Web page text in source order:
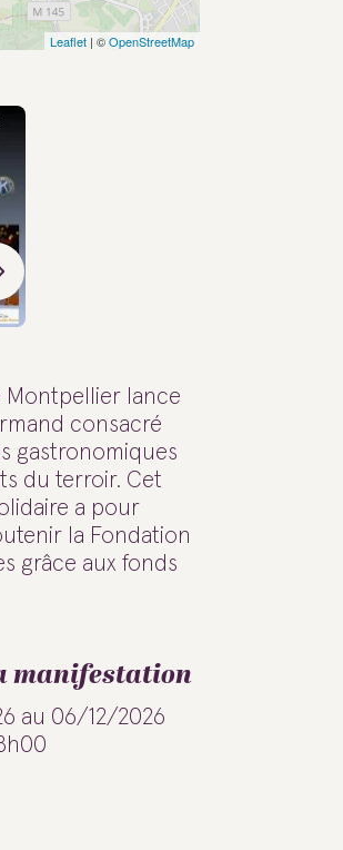
Leaflet | ©OpenStreetMap
Montpellier lance
consacré
gastronomiques
du terroir. Cet
a pour
la Fondation
grâce aux fonds
manifestation
au 06/12/2026